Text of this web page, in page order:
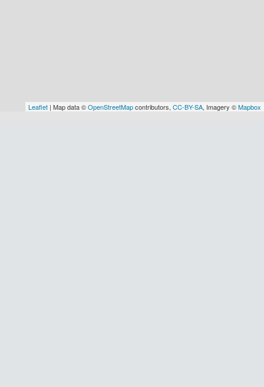
Leaflet | Map data ©OpenStreetMapcontributors, CC-BY-SA, Imagery ©Mapbox